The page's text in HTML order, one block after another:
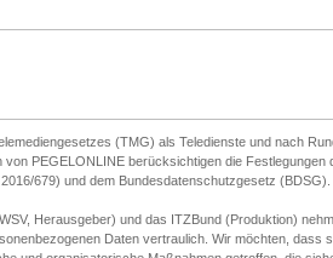
(TMG) als Teledienste und nach
PEGELONLINE berücksichtigen die Festlegungen
679) und dem Bundesdatenschutzgesetz (BDSG).
Herausgeber) und das ITZBund (Produktion)
Daten vertraulich. Wir möchten, dass